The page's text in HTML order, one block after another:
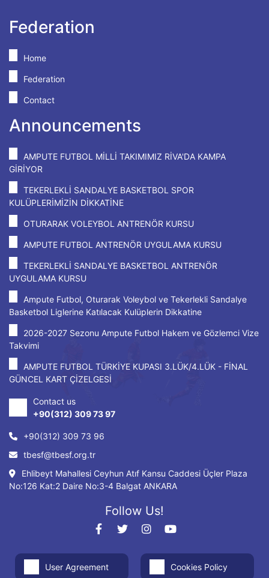
Federation
Home
Federation
Contact
Announcements
AMPUTE FUTBOL MİLLİ TAKIMIMIZ RİVA'DA KAMPA
GİRİYOR
TEKERLEKLİ SANDALYE BASKETBOL SPOR
KULÜPLERİMİZİN DİKKATİNE
OTURARAK VOLEYBOL ANTRENÖR KURSU
AMPUTE FUTBOL ANTRENÖR UYGULAMA KURSU
TEKERLEKLİ SANDALYE BASKETBOL ANTRENÖR
UYGULAMA KURSU
Ampute Futbol, Oturarak Voleybol ve Tekerlekli Sandalye
Basketbol Liglerine Katılacak Kulüplerin Dikkatine
2026-2027 Sezonu Ampute Futbol Hakem ve Gözlemci Vize
Takvimi
AMPUTE FUTBOL TÜRKİYE KUPASI 3.LÜK/4.LÜK - FİNAL
GÜNCEL KART ÇİZELGESİ
Contact us
+90(312) 309 73 97
+90(312) 309 73 96
tbesf@tbesf.org.tr
Ehlibeyt Mahallesi Ceyhun Atıf Kansu Caddesi Üçler Plaza
No:126 Kat:2 Daire No:3-4 Balgat ANKARA
Follow Us!
User Agreement Cookies Policy